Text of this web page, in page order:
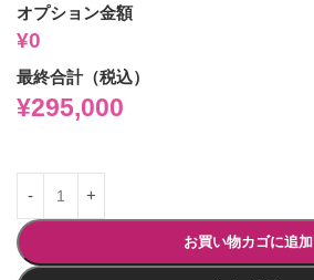
オプション金額
¥0
最終合計（税込）
¥295,000
お買い物カゴに追加